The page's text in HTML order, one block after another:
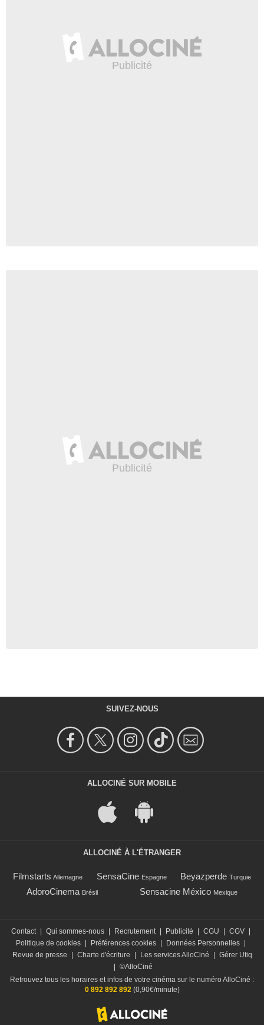
SUIVEZ-NOUS
ALLOCINÉ SUR MOBILE
ALLOCINÉ À L'ÉTRANGER
Filmstarts Allemagne SensaCine Espagne Beyazperde Turquie
AdoroCinema Brésil Sensacine México Mexique
Contact Qui sommes-nous Recrutement Publicité CGU CGV
Politique de cookies
Préférences cookies Données Personnelles
Revue de presse
Charte d'écriture Les services AlloCiné
Gérer Utiq
©AlloCiné
Retrouvez tous les horaires et infos de votre cinéma sur le numéro AlloCiné :
0 892 892 892(0,90€/minute)